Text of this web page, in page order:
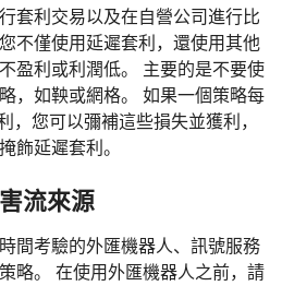
套利交易以及在自營公司進行比
不僅使用延遲套利，還使用其他
盈利或利潤低。 主要的是不要使
，如鞅或網格。 如果一個策略每
，您可以彌補這些損失並獲利，
飾延遲套利。
流來源
間考驗的外匯機器人、訊號服務
略。 在使用外匯機器人之前，請